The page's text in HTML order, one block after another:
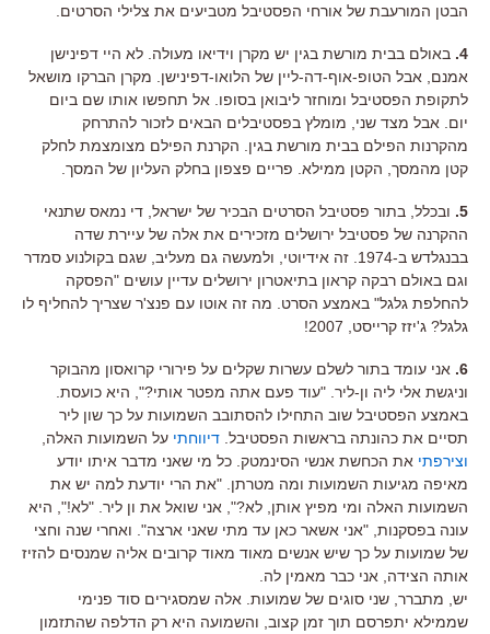
הבטן המורעבת של אורחי הפסטיבל מטביעים את צלילי הסרטים.
4. באולם בבית מורשת בגין יש מקרן וידיאו מעולה. לא היי דפינישן
אמנם, אבל הטופ-אוף-דה-ליין של הלואו-דפינישן. מקרן הברקו מושאל
לתקופת הפסטיבל ומוחזר ליבואן בסופו. אל תחפשו אותו שם ביום
יום. אבל מצד שני, מומלץ בפסטיבלים הבאים לזכור להתרחק
מהקרנות הפילם בבית מורשת בגין. הקרנת הפילם מצומצמת לחלק
קטן מהמסך, הקטן ממילא. פריים פצפון בחלק העליון של המסך.
5. ובכלל, בתור פסטיבל הסרטים הבכיר של ישראל, די נמאס שתנאי
ההקרנה של פסטיבל ירושלים מזכירים את אלה של עיירת שדה
בבנגלדש ב-1974. זה אידיוטי, ולמעשה גם מעליב, שגם בקולנוע סמדר
וגם באולם רבקה קראון בתיאטרון ירושלים עדיין עושים "הפסקה
להחלפת גלגל" באמצע הסרט. מה זה אוטו עם פנצ'ר שצריך להחליף לו
גלגל? ג'יזז קרייסט, 2007!
6. אני עומד בתור לשלם עשרות שקלים על פירורי קרואסון מהבוקר
וניגשת אלי ליה ון-ליר. "עוד פעם אתה מפטר אותי?", היא כועסת.
באמצע הפסטיבל שוב התחילו להסתובב השמועות על כך שון ליר
תסיים את כהונתה בראשות הפסטיבל. דיווחתי על השמועות האלה,
וצירפתי את הכחשת אנשי הסינמטק. כל מי שאני מדבר איתו יודע
מאיפה מגיעות השמועות ומה מטרתן. "את הרי יודעת למה יש את
השמועות האלה ומי מפיץ אותן, לא?", אני שואל את ון ליר. "לא!", היא
עונה בפסקנות, "אני אשאר כאן עד מתי שאני ארצה". ואחרי שנה וחצי
של שמועות על כך שיש אנשים מאוד מאוד קרובים אליה שמנסים להזיז
אותה הצידה, אני כבר מאמין לה.
יש, מתברר, שני סוגים של שמועות. אלה שמסגירים סוד פנימי
שממילא יתפרסם תוך זמן קצוב, והשמועה היא רק הדלפה שהתזמון